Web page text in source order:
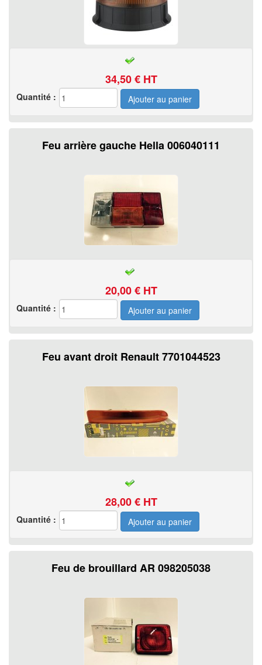
34,50€ HT
Quantité :
Feu arrière gauche Hella 006040111
20,00€ HT
Quantité :
Feu avant droit Renault 7701044523
28,00€ HT
Quantité :
Feu de brouillard AR 098205038